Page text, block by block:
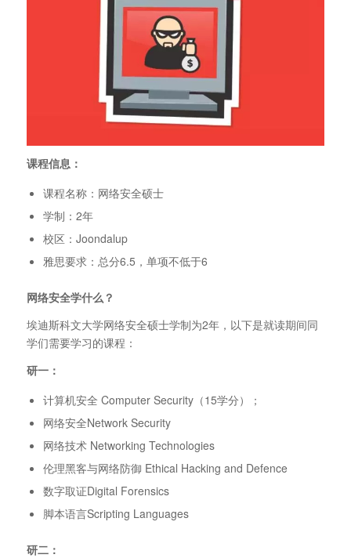
课程信息：
课程名称：网络安全硕士
学制：2年
校区：Joondalup
雅思要求：总分6.5，单项不低于6
网络安全学什么？
埃迪斯科文大学网络安全硕士学制为2年，以下是就读期间同
学们需要学习的课程：
研一：
计算机安全 Computer Security（15学分）；
网络安全Network Security
网络技术 Networking Technologies
伦理黑客与网络防御 Ethical Hacking and Defence
数字取证Digital Forensics
脚本语言Scripting Languages
研二：